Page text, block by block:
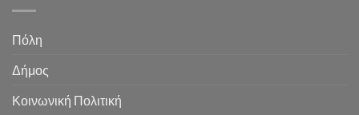
Πόλη
Δήμος
Κοινωνική Πολιτική